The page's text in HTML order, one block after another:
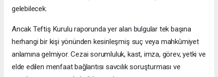
gelebilecek.
Ancak Teftiş Kurulu raporunda yer alan bulgular tek başına
herhangi bir kişi yönünden kesinleşmiş suç veya mahkûmiyet
anlamına gelmiyor. Cezai sorumluluk, kast, imza, görev, yetki ve
elde edilen menfaat bağlantısı savcılık soruşturması ve